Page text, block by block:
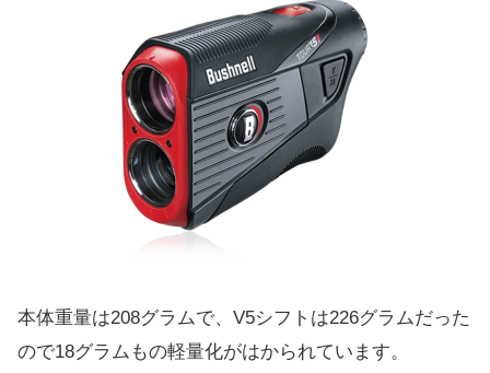
本体重量は208グラムで、V5シフトは226グラムだった
ので18グラムもの軽量化がはかられています。